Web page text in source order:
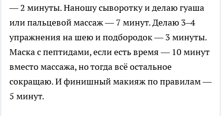
— 2 минуты. Наношу сыворотку и делаю гуаша
или пальцевой массаж — 7 минут. Делаю 3–4
упражнения на шею и подбородок — 3 минуты.
Маска с пептидами, если есть время — 10 минут
вместо массажа, но тогда всё остальное
сокращаю. И финишный макияж по правилам —
5 минут.